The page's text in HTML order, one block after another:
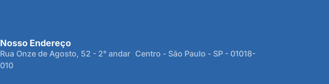
Nosso Endereço
Rua Onze de Agosto, 52 - 2° andar Centro - São Paulo - SP - 01018-
010